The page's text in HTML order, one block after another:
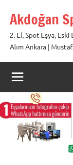
geçAkdoğan
2. El, Spot Eşya,
Alım Ankara |